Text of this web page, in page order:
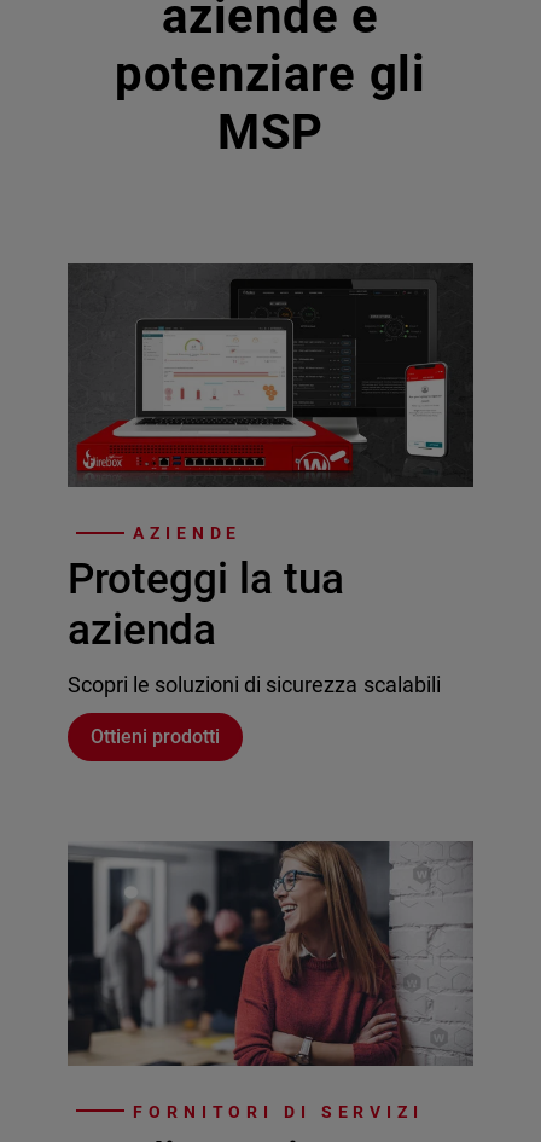
aziende e
potenziare gli
MSP
AZIENDE
Proteggi la tua
azienda
Scopri le soluzioni di sicurezza scalabili
Ottieni prodotti
FORNITORI DI SERVIZI